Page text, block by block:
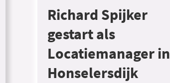
Richard Spijker
gestart als
Locatiemanager in
Honselersdijk